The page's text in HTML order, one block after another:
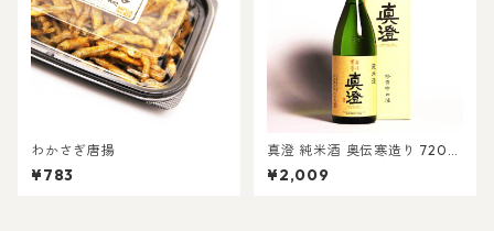
わかさぎ唐揚
¥783
真澄 純米酒 奥伝寒造り 720m
l箱入
¥2,009